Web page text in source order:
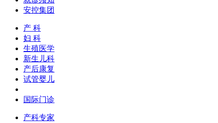
安控集团
产 科
妇 科
生殖医学
新生儿科
产后康复
试管婴儿
国际门诊
产科专家